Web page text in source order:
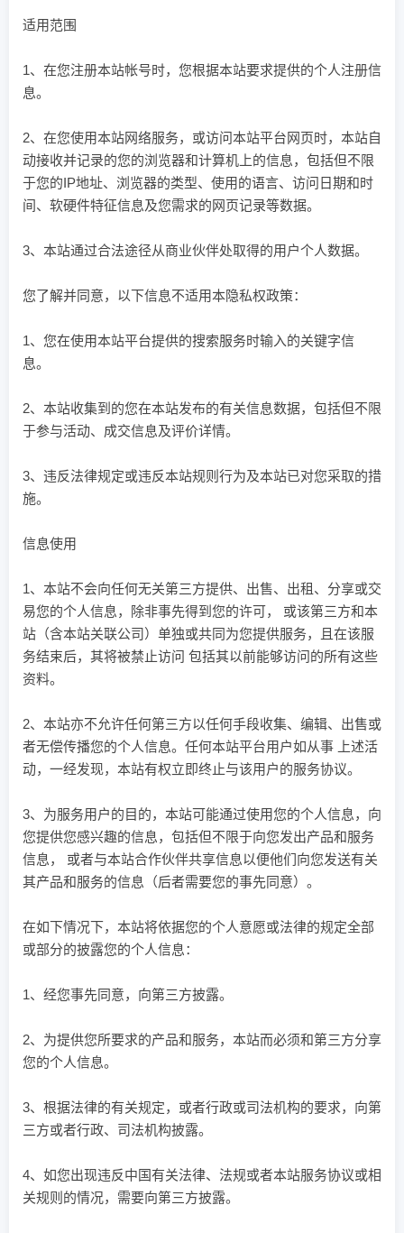
适用范围
1、在您注册本站帐号时，您根据本站要求提供的个人注册信
息。
2、在您使用本站网络服务，或访问本站平台网页时，本站自
动接收并记录的您的浏览器和计算机上的信息，包括但不限
于您的IP地址、浏览器的类型、使用的语言、访问日期和时
间、软硬件特征信息及您需求的网页记录等数据。
3、本站通过合法途径从商业伙伴处取得的用户个人数据。
您了解并同意，以下信息不适用本隐私权政策：
1、您在使用本站平台提供的搜索服务时输入的关键字信
息。
2、本站收集到的您在本站发布的有关信息数据，包括但不限
于参与活动、成交信息及评价详情。
3、违反法律规定或违反本站规则行为及本站已对您采取的措
施。
信息使用
1、本站不会向任何无关第三方提供、出售、出租、分享或交
易您的个人信息，除非事先得到您的许可， 或该第三方和本
站（含本站关联公司）单独或共同为您提供服务，且在该服
务结束后，其将被禁止访问 包括其以前能够访问的所有这些
资料。
2、本站亦不允许任何第三方以任何手段收集、编辑、出售或
者无偿传播您的个人信息。任何本站平台用户如从事 上述活
动，一经发现，本站有权立即终止与该用户的服务协议。
3、为服务用户的目的，本站可能通过使用您的个人信息，向
您提供您感兴趣的信息，包括但不限于向您发出产品和服务
信息， 或者与本站合作伙伴共享信息以便他们向您发送有关
其产品和服务的信息（后者需要您的事先同意）。
在如下情况下，本站将依据您的个人意愿或法律的规定全部
或部分的披露您的个人信息：
1、经您事先同意，向第三方披露。
2、为提供您所要求的产品和服务，本站而必须和第三方分享
您的个人信息。
3、根据法律的有关规定，或者行政或司法机构的要求，向第
三方或者行政、司法机构披露。
4、如您出现违反中国有关法律、法规或者本站服务协议或相
关规则的情况，需要向第三方披露。